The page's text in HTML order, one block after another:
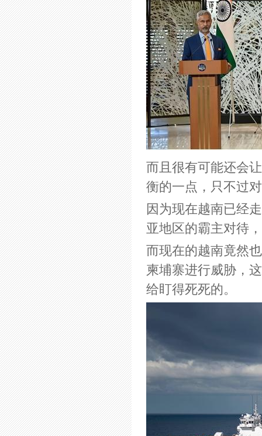
而且很有可能还会
衡的一点，只不过
因为现在越南已经
亚地区的霸主对待
而现在的越南竟然
柬埔寨进行威胁，
给盯得死死的。